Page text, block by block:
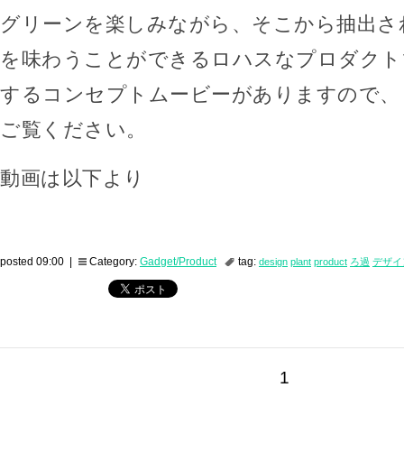
グリーンを楽しみながら、そこから抽出
を味わうことができるロハスなプロダク
するコンセプトムービーがありますので
ご覧ください。
動画は以下より
posted 09:00 | Category: Gadget/Product tag: design plant product ろ過 デザイ
1